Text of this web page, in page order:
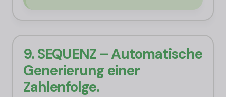
9. SEQUENZ – Automatische
Generierung einer
Zahlenfolge.